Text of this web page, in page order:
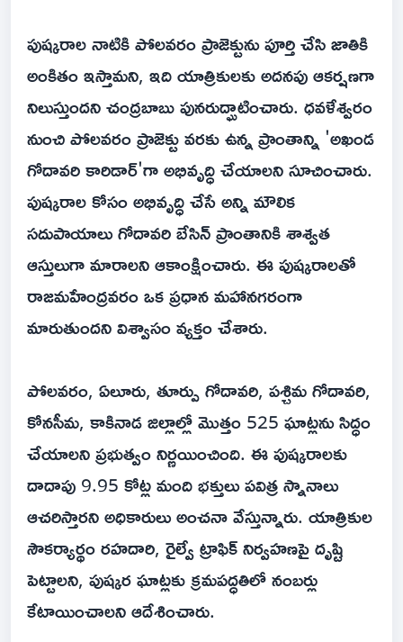
పుష్కరాల నాటికి పోలవరం ప్రాజెక్టును పూర్తి చేసి జాతికి
అంకితం ఇస్తామని, ఇది యాత్రికులకు అదనపు ఆకర్షణగా
నిలుస్తుందని చంద్రబాబు పునరుద్ఘాటించారు. ధవళేశ్వరం
నుంచి పోలవరం ప్రాజెక్టు వరకు ఉన్న ప్రాంతాన్ని 'అఖండ
గోదావరి కారిడార్'గా అభివృద్ధి చేయాలని సూచించారు.
పుష్కరాల కోసం అభివృద్ధి చేసే అన్ని మౌలిక
సదుపాయాలు గోదావరి బేసిన్ ప్రాంతానికి శాశ్వత
ఆస్తులుగా మారాలని ఆకాంక్షించారు. ఈ పుష్కరాలతో
రాజమహేంద్రవరం ఒక ప్రధాన మహానగరంగా
మారుతుందని విశ్వాసం వ్యక్తం చేశారు.
పోలవరం, ఏలూరు, తూర్పు గోదావరి, పశ్చిమ గోదావరి,
కోనసీమ, కాకినాడ జిల్లాల్లో మొత్తం 525 ఘాట్లను సిద్ధం
చేయాలని ప్రభుత్వం నిర్ణయించింది. ఈ పుష్కరాలకు
దాదాపు 9.95 కోట్ల మంది భక్తులు పవిత్ర స్నానాలు
ఆచరిస్తారని అధికారులు అంచనా వేస్తున్నారు. యాత్రికుల
సౌకర్యార్థం రహదారి, రైల్వే ట్రాఫిక్ నిర్వహణపై దృష్టి
పెట్టాలని, పుష్కర ఘాట్లకు క్రమపద్ధతిలో నంబర్లు
కేటాయించాలని ఆదేశించారు.